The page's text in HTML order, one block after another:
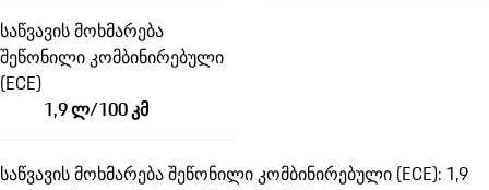
საწვავის მოხმარება
შეწონილი კომბინირებული
(ECE)
1,9 ლ/100 კმ
საწვავის მოხმარება შეწონილი კომბინირებული (ECE): 1,9